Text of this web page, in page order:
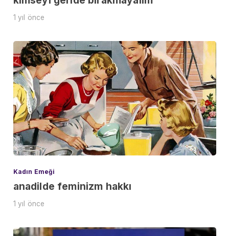
1 yıl önce
Kadın Emeği
anadilde feminizm hakkı
1 yıl önce